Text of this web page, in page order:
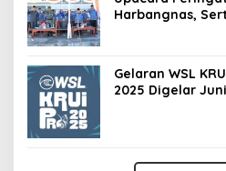
Harbangnas,
Gelaran WSL
2025 Digelar